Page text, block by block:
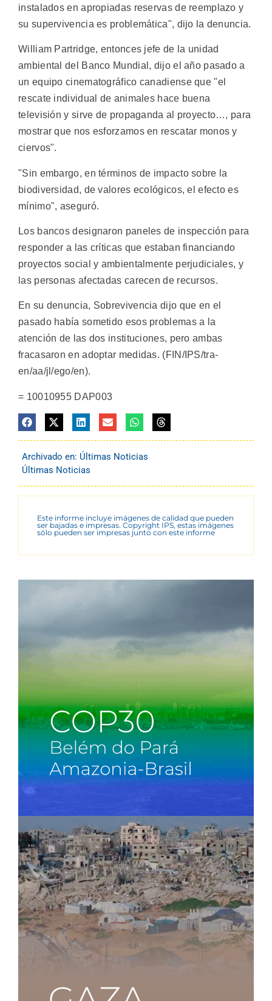
instalados en apropiadas reservas de reemplazo y
su supervivencia es problemática", dijo la denuncia.
William Partridge, entonces jefe de la unidad
ambiental del Banco Mundial, dijo el año pasado a
un equipo cinematográfico canadiense que "el
rescate individual de animales hace buena
televisión y sirve de propaganda al proyecto…, para
mostrar que nos esforzamos en rescatar monos y
ciervos".
"Sin embargo, en términos de impacto sobre la
biodiversidad, de valores ecológicos, el efecto es
mínimo", aseguró.
Los bancos designaron paneles de inspección para
responder a las críticas que estaban financiando
proyectos social y ambientalmente perjudiciales, y
las personas afectadas carecen de recursos.
En su denuncia, Sobrevivencia dijo que en el
pasado había sometido esos problemas a la
atención de las dos instituciones, pero ambas
fracasaron en adoptar medidas. (FIN/IPS/tra-
en/aa/jl/ego/en).
= 10010955 DAP003
Archivado en: Últimas Noticias
Últimas Noticias
Este informe incluye imágenes de calidad que pueden
ser bajadas e impresas. Copyright IPS, estas imágenes
sólo pueden ser impresas junto con este informe